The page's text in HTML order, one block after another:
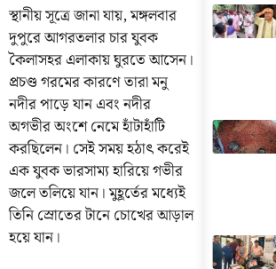
স্থানীয় সূত্রে জানা যায়, মঙ্গলবার
দুপুরে আগরতলার চার যুবক
কৈলাসহর এলাকায় ঘুরতে আসেন।
প্রচণ্ড গরমের কারণে তারা মনু
নদীর পাড়ে যান এবং নদীর
অগভীর অংশে নেমে হাঁটাহাঁটি
করছিলেন। সেই সময় হঠাৎ করেই
এক যুবক ভারসাম্য হারিয়ে গভীর
জলে তলিয়ে যান। মুহূর্তের মধ্যেই
তিনি স্রোতের টানে চোখের আড়াল
হয়ে যান।